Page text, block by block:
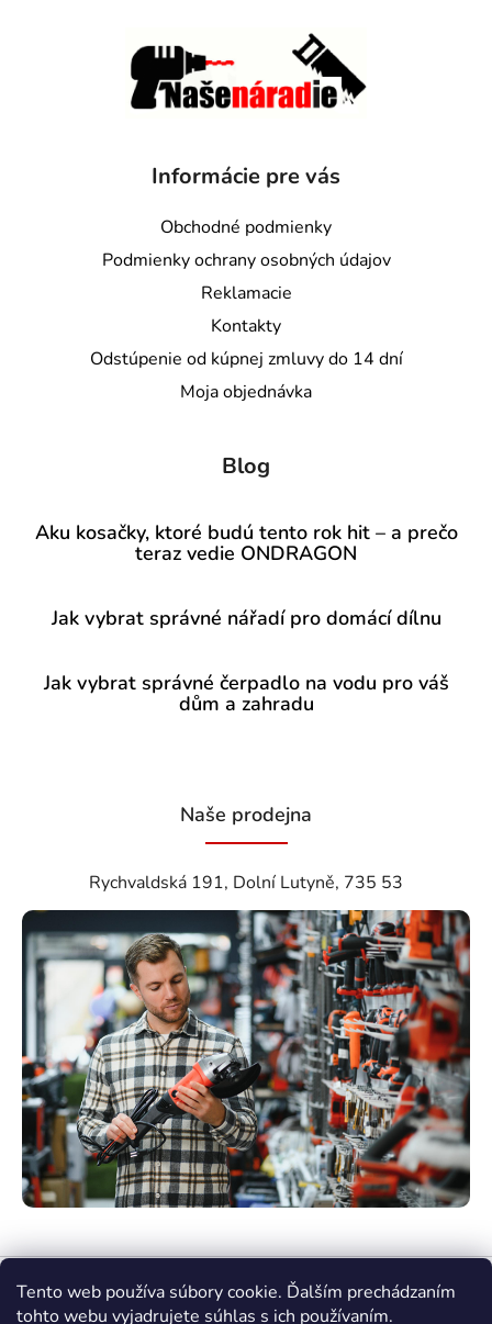
Tento web používa súbory cookie. Ďalším prechádzaním
tohto webu vyjadrujete súhlas s ich používaním.
Informácie pre vás
Obchodné podmienky
Podmienky ochrany osobných údajov
Reklamacie
Kontakty
Odstúpenie od kúpnej zmluvy do 14 dní
Moja objednávka
Blog
Aku kosačky, ktoré budú tento rok hit – a prečo
teraz vedie ONDRAGON
Jak vybrat správné nářadí pro domácí dílnu
Jak vybrat správné čerpadlo na vodu pro váš
dům a zahradu
Naše prodejna
Rychvaldská 191, Dolní Lutyně, 735 53